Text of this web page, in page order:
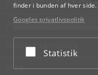
finder i bunden af hver side.
Googles privatlivspolitik
Acceptér eller
Statistik
FOR STUDERENDE OG
JOB OG KARRIERE
NØDSITUATIONER
WEB